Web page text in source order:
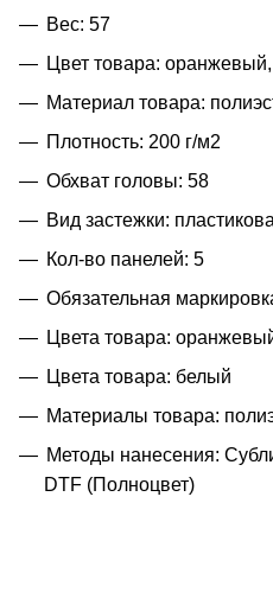
Вес: 57
Цвет товара:
Материал товара:
Плотность: 200 г/м2
Обхват головы: 58
Вид застежки:
Кол-во панелей: 5
Обязательная
Цвета товара:
Цвета товара: белый
Материалы товара:
Методы нанесения:
DTF (Полноцвет)